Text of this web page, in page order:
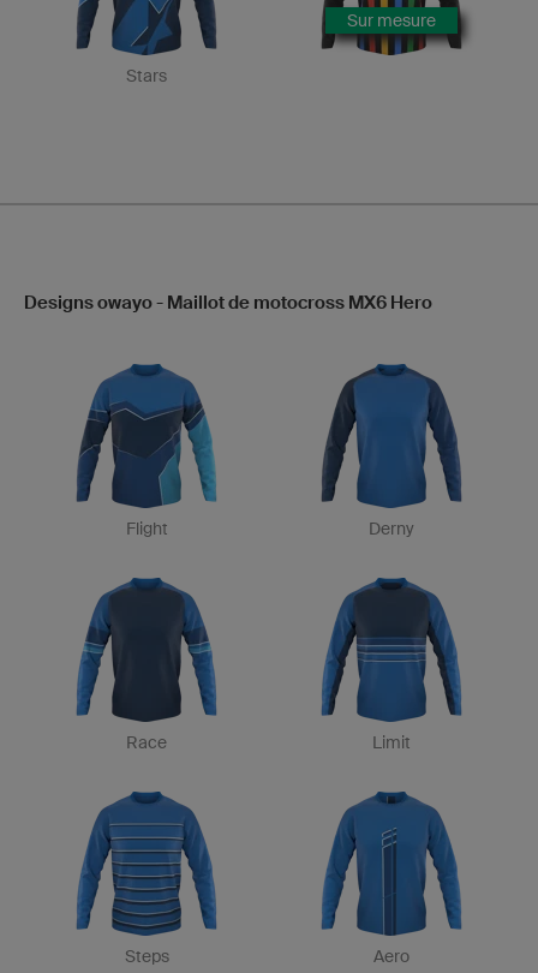
Stars
Sur mesure
Designs owayo - Maillot de motocross MX6 Hero
Flight Derny
Race Limit
Steps Aero